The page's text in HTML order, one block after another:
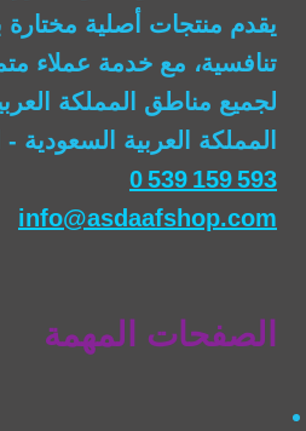
يقدم منتجات أصلية مختارة
تنافسية، مع خدمة عملاء
لجميع مناطق المملكة
المملكة العربية السعودية -
0 539 159 593
info@asdaafshop.com
الصفحات المهمة